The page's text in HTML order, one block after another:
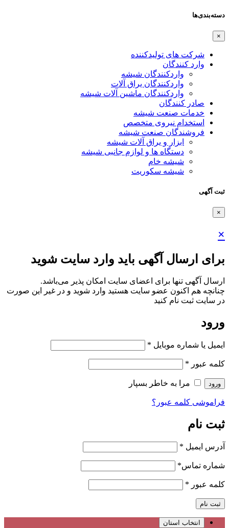
دسته‌بندی‌ها
×
شرکت های تولیدکننده
وارد کنندگان
واردکنندگان شیشه
واردکنندگان یراق آلات
واردکنندگان ماشین آلات شیشه
صادر کنندگان
خدمات صنعت شیشه
استخدام نیروی متخصص
فروشندگان صنعت شیشه
ابزار و یراق آلات شیشه
دستگاه ها و لوازم جانبی شیشه
شیشه خام
شیشه سکوریت
ثبت آگهی
×
×
برای ارسال آگهی باید وارد سایت شوید
ارسال آگهی تنها برای اعضای سایت امکان پذیر می‌باشد.
چنانچه هم‌ اکنون عضو سایت هستید وارد شوید و در غیر این صورت
در سایت ثبت نام کنید
ورود
ایمیل یا شماره موبایل *
کلمه عبور *
ورود مرا به خاطر بسپار
فراموشی کلمه عبور؟
ثبت نام
آدرس ایمیل *
شماره تماس*
کلمه عبور *
ثبت نام
انتخاب استان